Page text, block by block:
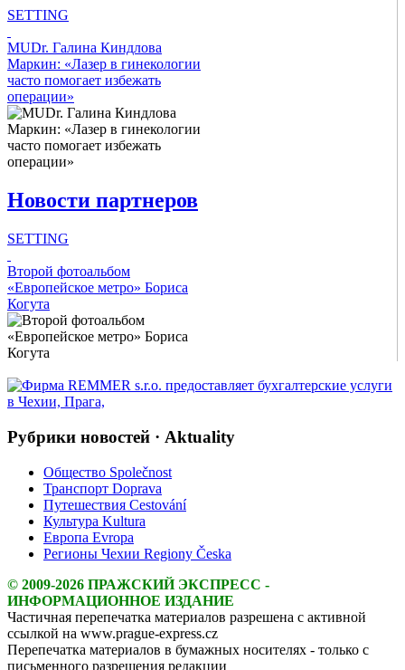
Hide
SETTING
Intro Items
Link Items
Show Image
Show
Hide
MUDr. Галина Киндлова
Маркин: «Лазер в гинекологии
часто помогает избежать
операции»
Новости партнеров
SETTING
Intro Items
Link Items
Show Image
Hide
Второй фотоальбом
«Европейское метро» Бориса
Когута
Рубрики новостей · Aktuality
Общество Společnost
Транспорт Doprava
Путешествия Cestování
Культура Kultura
Европа Evropa
Регионы Чехии Regiony Česka
© 2009-2026 ПРАЖСКИЙ ЭКСПРЕСС -
ИНФОРМАЦИОННОЕ ИЗДАНИЕ
Частичная перепечатка материалов разрешена с активной
ссылкой на www.prague-express.cz
Перепечатка материалов в бумажных носителях - только с
письменного разрешения редакции